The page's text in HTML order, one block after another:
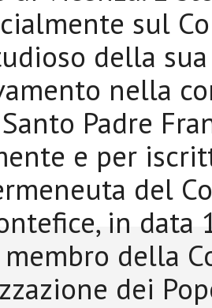
sul
della
nella
Santo Padre
e per
del
in
della
dei